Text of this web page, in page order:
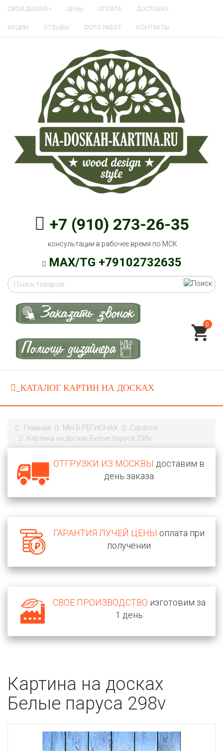
СВОЙ ДИЗАЙН ЦЕНЫ ОПЛАТА ДОСТАВКА
АКЦИИ ОТЗЫВЫ ФОТО РАБОТ КОНТАКТЫ
+7 (910) 273-26-35
консультации в рабочее время по МСК
MAX/TG +79102732635
0
Главная МЫ В РЕГИОНАХ
Саратов
Картина на досках Белые паруса 298v
ОТГРУЗКИ ИЗ МОСКВЫ доставим в
день заказа
ГАРАНТИЯ ЛУЧЕЙ ЦЕНЫ оплата при
получении
СВОЕ ПРОИЗВОДСТВО изготовим за
1 день
Картина на досках
Белые паруса 298v